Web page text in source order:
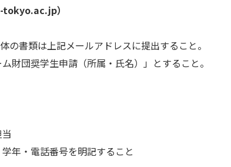
）
の書類は上記メールアドレスに提出すること。
財団奨学生申請（所属・氏名）」とすること。
年・電話番号を明記すること